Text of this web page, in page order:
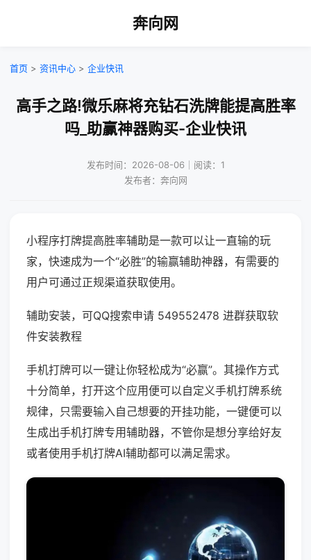
奔向网
首页 > 资讯中心 > 企业快讯
高手之路!微乐麻将充钻石洗牌能提高胜率
吗_助赢神器购买-企业快讯
发布时间：2026-08-06｜阅读：1
发布者：奔向网
小程序打牌提高胜率辅助是一款可以让一直输的玩
家，快速成为一个“必胜”的输赢辅助神器，有需要的
用户可通过正规渠道获取使用。
辅助安装，可QQ搜索申请 549552478 进群获取软
件安装教程
手机打牌可以一键让你轻松成为“必赢”。其操作方式
十分简单，打开这个应用便可以自定义手机打牌系统
规律，只需要输入自己想要的开挂功能，一键便可以
生成出手机打牌专用辅助器，不管你是想分享给好友
或者使用手机打牌AI辅助都可以满足需求。